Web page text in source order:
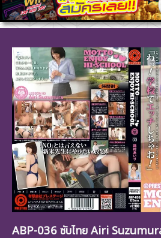
ABP-036 ซับไทย Airi